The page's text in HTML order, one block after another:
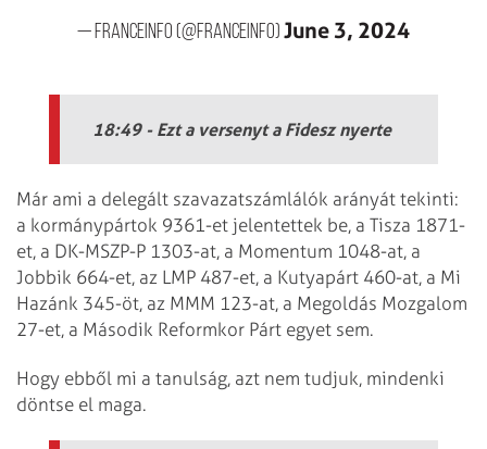
— franceinfo (@franceinfo) June 3, 2024
18:49 - Ezt a versenyt a Fidesz nyerte
Már ami a delegált szavazatszámlálók arányát tekinti:
a kormánypártok 9361-et jelentettek be, a Tisza 1871-
et, a DK-MSZP-P 1303-at, a Momentum 1048-at, a
Jobbik 664-et, az LMP 487-et, a Kutyapárt 460-at, a Mi
Hazánk 345-öt, az MMM 123-at, a Megoldás Mozgalom
27-et, a Második Reformkor Párt egyet sem.
Hogy ebből mi a tanulság, azt nem tudjuk, mindenki
döntse el maga.